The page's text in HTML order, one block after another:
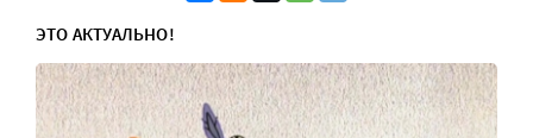
ЭТО АКТУАЛЬНО!